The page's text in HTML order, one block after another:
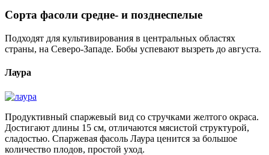
Сорта фасоли средне- и позднеспелые
Подходят для культивирования в центральных областях
страны, на Северо-Западе. Бобы успевают вызреть до августа.
Лаура
Продуктивный спаржевый вид со стручками желтого окраса.
Достигают длины 15 см, отличаются мясистой структурой,
сладостью. Спаржевая фасоль Лаура ценится за большое
количество плодов, простой уход.